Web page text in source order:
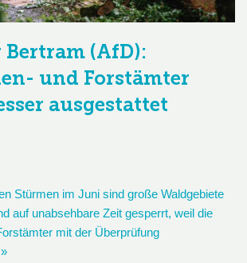
(AfD):
und Forstämter
ausgestattet
Stürmen im Juni sind große Waldgebiete
auf unabsehbare Zeit gesperrt, weil die
mit der Überprüfung